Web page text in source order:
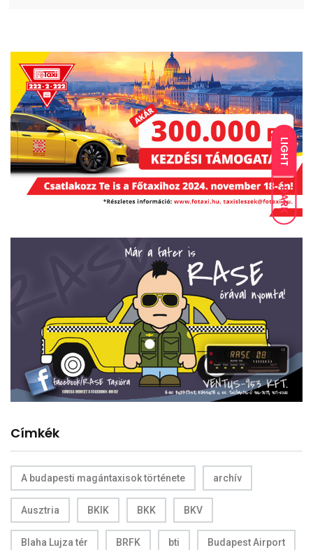
LIGHT
DARK
Címkék
A budapesti magántaxisok története archív
Ausztria BKIK BKK BKV
Blaha Lujza tér BRFK bti Budapest Airport